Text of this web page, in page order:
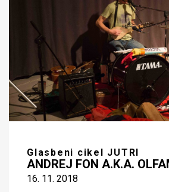
Glasbeni cikel JUTRI
ANDREJ FON A.K.A.
16. 11. 2018